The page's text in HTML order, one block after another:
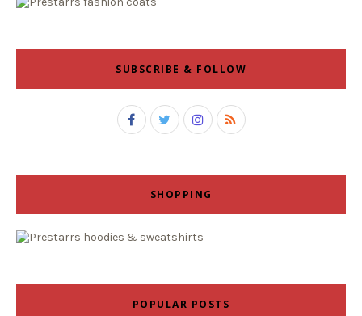
SUBSCRIBE & FOLLOW
SHOPPING
POPULAR POSTS